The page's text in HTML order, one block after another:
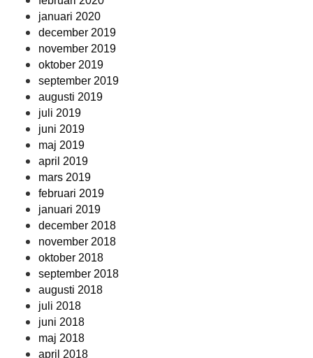
januari 2020
december 2019
november 2019
oktober 2019
september 2019
augusti 2019
juli 2019
juni 2019
maj 2019
april 2019
mars 2019
februari 2019
januari 2019
december 2018
november 2018
oktober 2018
september 2018
augusti 2018
juli 2018
juni 2018
maj 2018
april 2018